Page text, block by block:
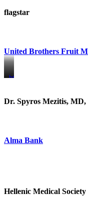
flagstar
United Brothers Fruit
https://
https://
Dr. Spyros Mezitis,
Alma Bank
Hellenic Medical